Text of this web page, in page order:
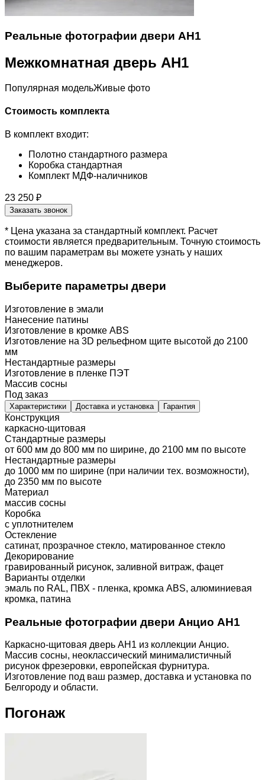
Реальные фотографии двери АН1
Межкомнатная дверь АН1
Популярная модельЖивые фото
Стоимость комплекта
В комплект входит:
Полотно стандартного размера
Коробка стандартная
Комплект МДФ-наличников
23 250 ₽
Заказать звонок
* Цена указана за стандартный комплект. Расчет
стоимости является предварительным. Точную стоимость
по вашим параметрам вы можете узнать у наших
менеджеров.
Выберите параметры двери
Изготовление в эмали
Нанесение патины
Изготовление в кромке ABS
Изготовление на 3D рельефном щите высотой до 2100
мм
Нестандартные размеры
Изготовление в пленке ПЭТ
Массив сосны
Под заказ
Характеристики Доставка и установка Гарантия
Конструкция
каркасно-щитовая
Стандартные размеры
от 600 мм до 800 мм по ширине, до 2100 мм по высоте
Нестандартные размеры
до 1000 мм по ширине (при наличии тех. возможности),
до 2350 мм по высоте
Материал
массив сосны
Коробка
с уплотнителем
Остекление
сатинат, прозрачное стекло, матированное стекло
Декорирование
гравированный рисунок, заливной витраж, фацет
Варианты отделки
эмаль по RAL, ПВХ - пленка, кромка ABS, алюминиевая
кромка, патина
Реальные фотографии двери Анцио АН1
Каркасно-щитовая дверь АН1 из коллекции Анцио.
Массив сосны, неоклассический минималистичный
рисунок фрезеровки, европейская фурнитура.
Изготовление под ваш размер, доставка и установка по
Белгороду и области.
Погонаж